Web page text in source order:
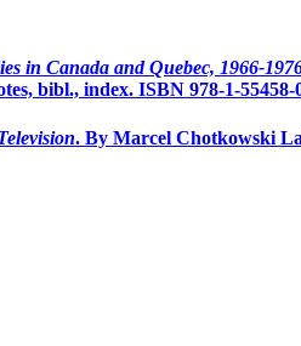
in Canada and Quebec, 1966-
bibl., index. ISBN 978-1-55458-
. By Marcel Chotkowski